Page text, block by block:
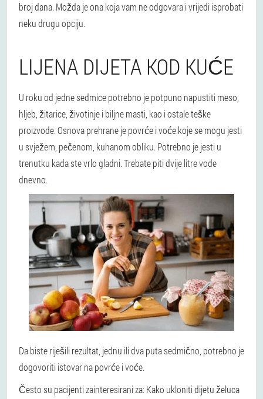
broj dana. Možda je ona koja vam ne odgovara i vrijedi isprobati
neku drugu opciju.
LIJENA DIJETA KOD KUĆE
U roku od jedne sedmice potrebno je potpuno napustiti meso,
hljeb, žitarice, životinje i biljne masti, kao i ostale teške
proizvode. Osnova prehrane je povrće i voće koje se mogu jesti
u svježem, pečenom, kuhanom obliku. Potrebno je jesti u
trenutku kada ste vrlo gladni. Trebate piti dvije litre vode
dnevno.
Da biste riješili rezultat, jednu ili dva puta sedmično, potrebno je
dogovoriti istovar na povrće i voće.
Često su pacijenti zainteresirani za: Kako ukloniti dijetu želuca